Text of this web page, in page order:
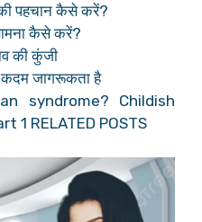
की पहचान कैसे करें?
कैसे करें?
की कुंजी
कदम जागरूकता है
syndrome? Childish
1 RELATED POSTS